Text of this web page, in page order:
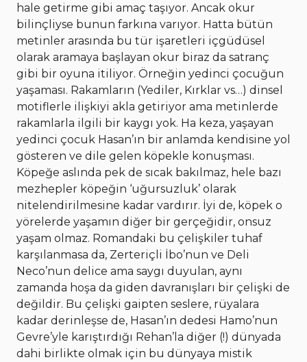
hale getirme gibi amaç taşıyor. Ancak okur
bilinçliyse bunun farkına varıyor. Hatta bütün
metinler arasında bu tür işaretleri içgüdüsel
olarak aramaya başlayan okur biraz da satranç
gibi bir oyuna itiliyor. Örneğin yedinci çocuğun
yaşaması. Rakamların (Yediler, Kırklar vs…) dinsel
motiflerle ilişkiyi akla getiriyor ama metinlerde
rakamlarla ilgili bir kaygı yok. Ha keza, yaşayan
yedinci çocuk Hasan’ın bir anlamda kendisine yol
gösteren ve dile gelen köpekle konuşması.
Köpeğe aslında pek de sıcak bakılmaz, hele bazı
mezhepler köpeğin ‘uğursuzluk’ olarak
nitelendirilmesine kadar vardırır. İyi de, köpek o
yörelerde yaşamın diğer bir gerçeğidir, onsuz
yaşam olmaz. Romandaki bu çelişkiler tuhaf
karşılanmasa da, Zerteriçli İbo’nun ve Deli
Neco’nun delice ama saygı duyulan, aynı
zamanda hoşa da giden davranışları bir çelişki de
değildir. Bu çelişki gaipten seslere, rüyalara
kadar derinleşse de, Hasan’ın dedesi Hamo’nun
Gevre’yle karıştırdığı Rehan’la diğer (!) dünyada
dahi birlikte olmak için bu dünyaya mistik